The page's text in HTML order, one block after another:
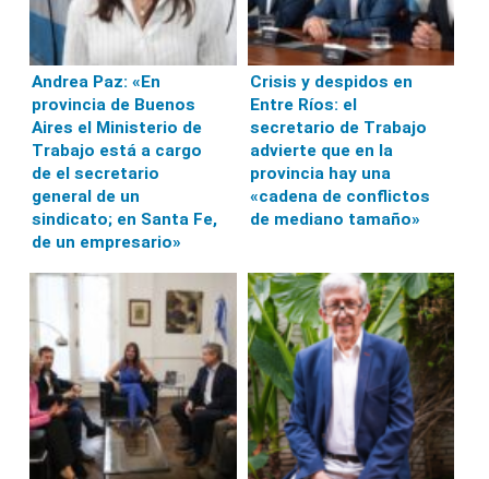
Andrea Paz: «En
provincia de Buenos
Aires el Ministerio de
Trabajo está a cargo
de el secretario
general de un
sindicato; en Santa Fe,
de un empresario»
Crisis y despidos en
Entre Ríos: el
secretario de Trabajo
advierte que en la
provincia hay una
«cadena de conflictos
de mediano tamaño»